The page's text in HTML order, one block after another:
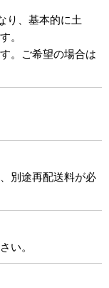
り、基本的に土
。
。ご希望の場合は
別途再配送料が必
い。